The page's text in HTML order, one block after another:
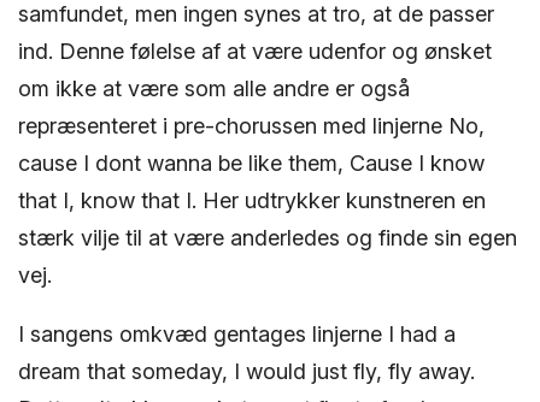
samfundet, men ingen synes at tro, at de passer
ind. Denne følelse af at være udenfor og ønsket
om ikke at være som alle andre er også
repræsenteret i pre-chorussen med linjerne No,
cause I dont wanna be like them, Cause I know
that I, know that I. Her udtrykker kunstneren en
stærk vilje til at være anderledes og finde sin egen
vej.
I sangens omkvæd gentages linjerne I had a
dream that someday, I would just fly, fly away.